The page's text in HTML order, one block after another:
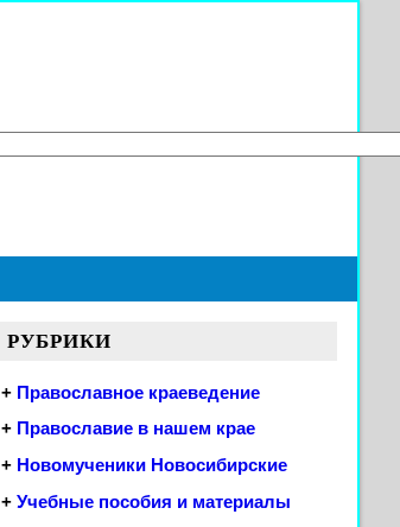
РУБРИКИ
+ Православное краеведение
+ Православие в нашем крае
+ Новомученики Новосибирские
+ Учебные пособия и материалы